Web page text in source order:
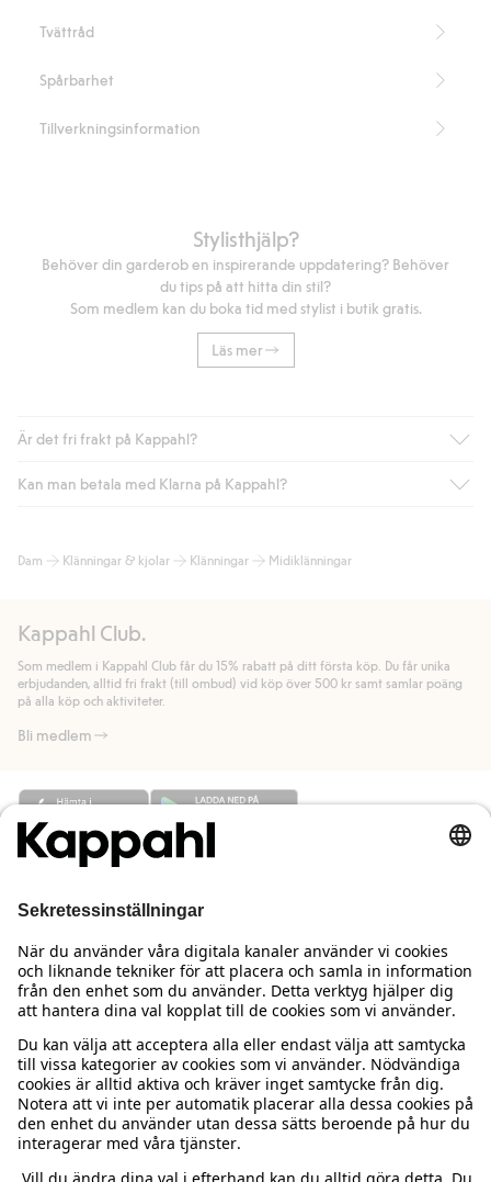
Normal passform
Längd 118 cm i storlek S.
Artikelnummer
: 447656
Tvättråd
Spårbarhet
Tillverkningsinformation
Stylisthjälp?
Behöver din garderob en inspirerande uppdatering? Behöver
du tips på att hitta din stil?
Som medlem kan du boka tid med stylist i butik gratis.
Läs mer
Är det fri frakt på Kappahl?
Är du medlem i Kappahl Club har du alltid gratis frakt till butik
automatik efter du loggat in och identifierats som medlem.
handlar för.
Läs mer
Kan man betala med Klarna på Kappahl?
bland annat faktura och swish men även andra betalningssätt.
allmänna villkor.
Läs mer
Dam Klänningar & kjolar Klänningar Midiklänningar
Kappahl Club.
Som medlem i Kappahl Club får du 15% rabatt på ditt första köp. Du får unika
erbjudanden, alltid fri frakt (till ombud) vid köp över 500 kr samt samlar poäng
på alla köp och aktiviteter.
Bli medlem
Behöver du hjälp?
Kundservice
Vanliga frågor
Beställning & retur
Kontakta oss
Kappahl Club
Logga in
Kappahl Club
Medlemsvillkor
Om oss
Om Kappahl Group
Villkor & policy
Köpvillkor Sverige
Mer från oss